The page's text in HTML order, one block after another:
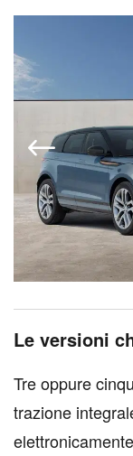
Le versioni
Tre oppure
trazione